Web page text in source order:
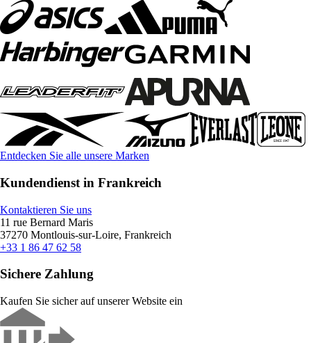
Entdecken Sie alle unsere Marken
Kundendienst in Frankreich
Kontaktieren Sie uns
11 rue Bernard Maris
37270 Montlouis-sur-Loire, Frankreich
+33 1 86 47 62 58
Sichere Zahlung
Kaufen Sie sicher auf unserer Website ein